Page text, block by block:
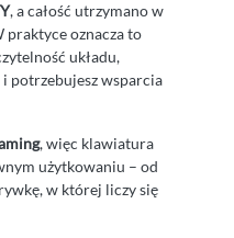
, a całość utrzymano w
praktyce oznacza to
układu,
potrzebujesz wsparcia
, więc klawiatura
użytkowaniu – od
w której liczy się